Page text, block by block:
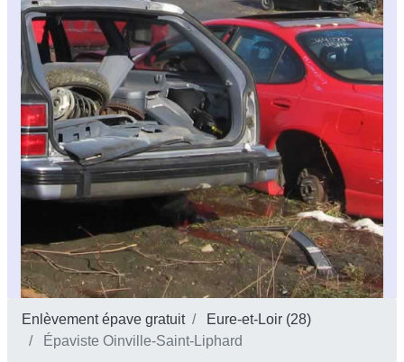
Enlèvement épave gratuit
Eure-et-Loir (28)
Épaviste Oinville-Saint-Liphard